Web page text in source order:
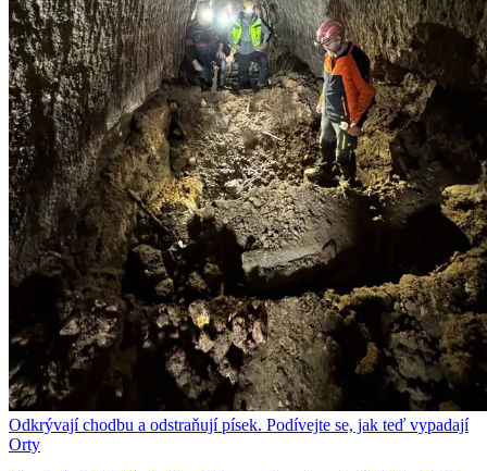
Odkrývají chodbu a odstraňují písek. Podívejte se, jak teď vypadají
Orty